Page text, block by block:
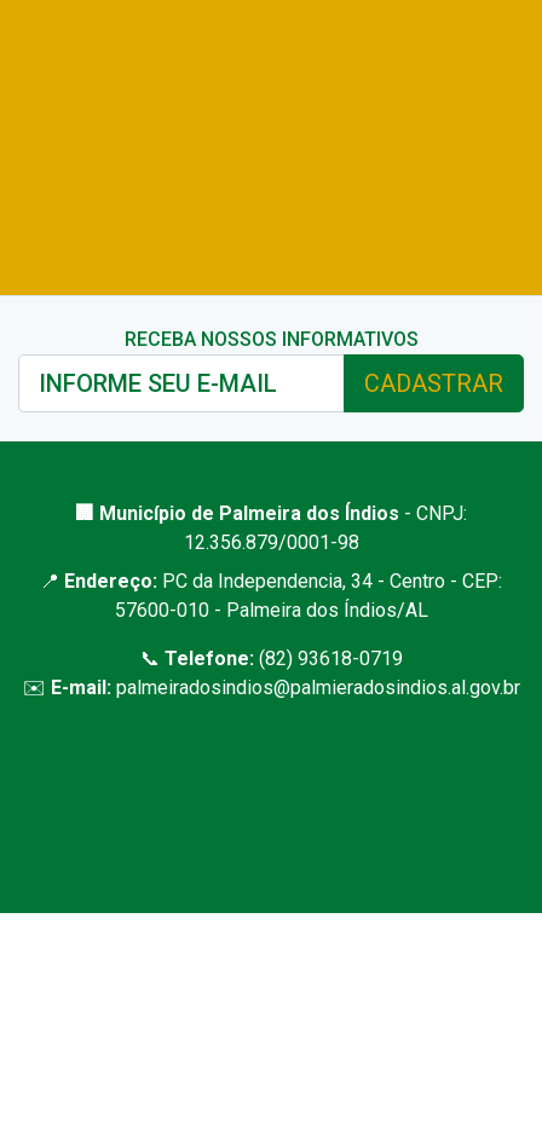
RECEBA NOSSOS INFORMATIVOS
CADASTRAR
🏢 Município de Palmeira dos Índios - CNPJ:
12.356.879/0001-98
📍 Endereço: PC da Independencia, 34 - Centro - CEP:
57600-010 - Palmeira dos Índios/AL
📞 Telefone:(82) 93618-0719
✉️ E-mail: palmeiradosindios@palmieradosindios.al.gov.br